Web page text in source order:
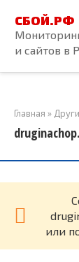
контенту
СБОЙ.РФ
и сайтов в
Главная »
или